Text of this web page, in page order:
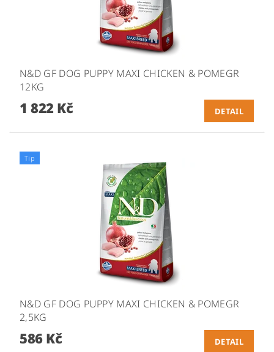
N&D GF DOG PUPPY MAXI CHICKEN & POMEGR
12KG
1 822 Kč DETAIL
Tip
N&D GF DOG PUPPY MAXI CHICKEN & POMEGR
2,5KG
586 Kč DETAIL